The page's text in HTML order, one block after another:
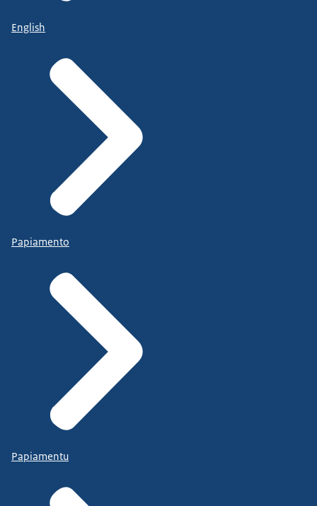
English
Papiamento
Papiamentu